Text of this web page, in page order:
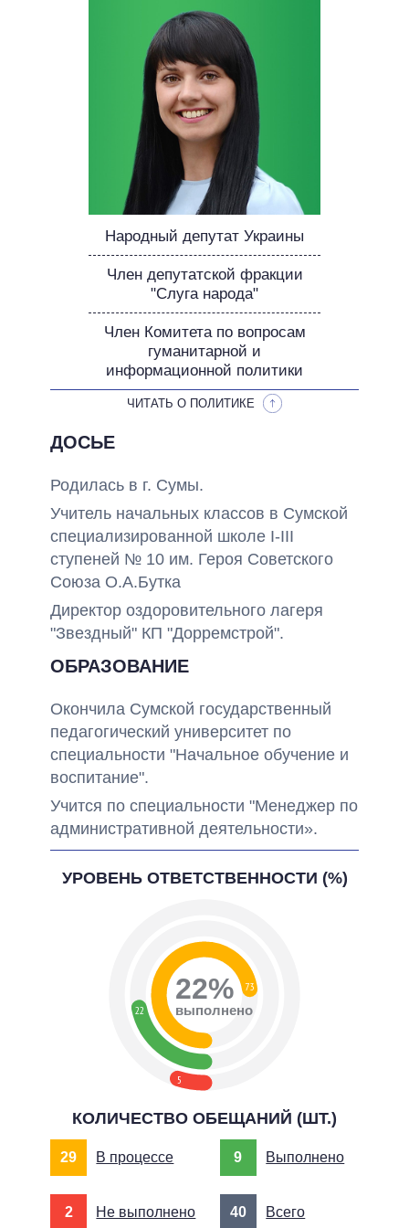
НЕВЫПОЛНЕННЫЕ ОБЕЩАНИЯ
ОБЕЩАНИЯ В ПРОЦЕССЕ
ВСЕ ОБЕЩАНИЯ
АРХИВНЫЕ ОБЕЩАНИЯ
Народный депутат Украины
Член депутатской фракции
"Слуга народа"
Член Комитета по вопросам
гуманитарной и
информационной политики
ЧИТАТЬ О ПОЛИТИКЕ
ДОСЬЕ
Родилась в г. Сумы.
Учитель начальных классов в Сумской
специализированной школе I-III
ступеней № 10 им. Героя Советского
Союза О.А.Бутка
Директор оздоровительного лагеря
"Звездный" КП "Дорремстрой".
ОБРАЗОВАНИЕ
Окончила Сумской государственный
педагогический университет по
специальности "Начальное обучение и
воспитание".
Учится по специальности "Менеджер по
административной деятельности».
УРОВЕНЬ ОТВЕТСТВЕННОСТИ (%)
5
22
73
22%
выполнено
КОЛИЧЕСТВО ОБЕЩАНИЙ (ШТ.)
29 В процессе 9 Выполнено
2 Не выполнено 40 Всего